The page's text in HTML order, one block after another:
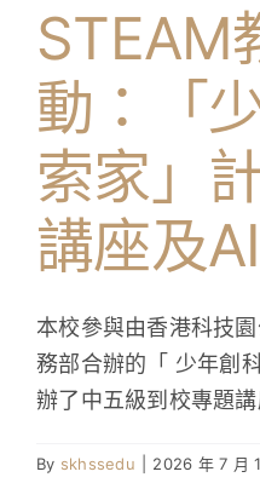
STEAM
動：「
索家」
講座及
本校參與由香港科技
務部合辦的「 少年創
辦了中五級到校專題講
By skhssedu 2026 年 7 月